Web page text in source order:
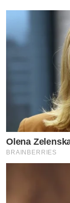
Olena
BRAINBERRIES